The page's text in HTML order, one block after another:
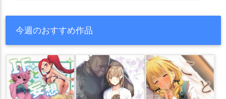
今週のおすすめ作品